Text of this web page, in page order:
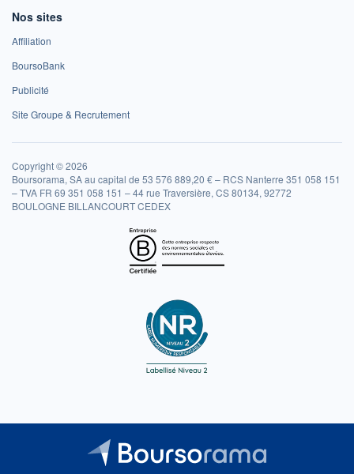
Nos sites
Affiliation
BoursoBank
Publicité
Site Groupe & Recrutement
Copyright © 2026
Boursorama, SA au capital de 53 576 889,20 € – RCS Nanterre 351 058 151
– TVA FR 69 351 058 151 – 44 rue Traversière, CS 80134, 92772
BOULOGNE BILLANCOURT CEDEX